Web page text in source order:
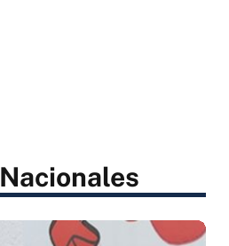
Nacionales